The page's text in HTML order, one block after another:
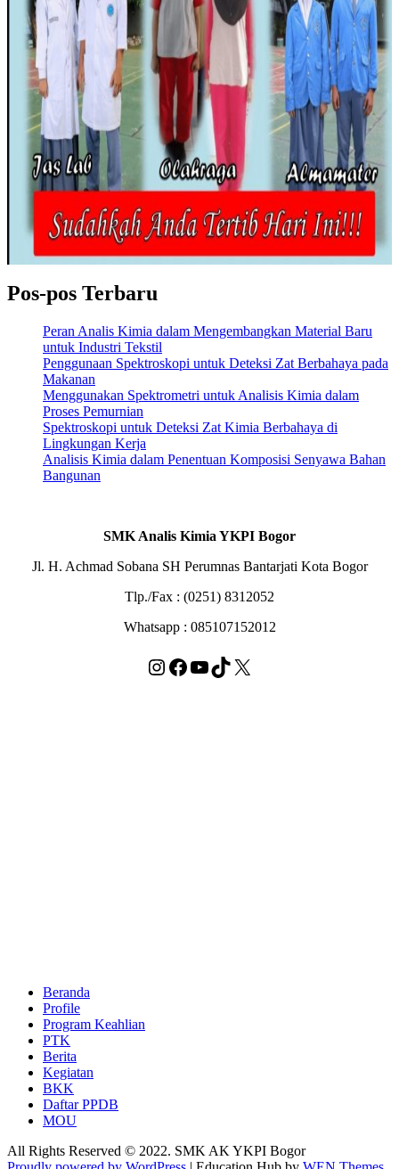
Pos-pos Terbaru
Peran Analis Kimia dalam Mengembangkan Material Baru
untuk Industri Tekstil
Penggunaan Spektroskopi untuk Deteksi Zat Berbahaya pada
Makanan
Menggunakan Spektrometri untuk Analisis Kimia dalam
Proses Pemurnian
Spektroskopi untuk Deteksi Zat Kimia Berbahaya di
Lingkungan Kerja
Analisis Kimia dalam Penentuan Komposisi Senyawa Bahan
Bangunan
SMK Analis Kimia YKPI Bogor
Jl. H. Achmad Sobana SH Perumnas Bantarjati Kota Bogor
Tlp./Fax : (0251) 8312052
Whatsapp : 085107152012
Instagram
Facebook
YouTube
TikTok
X
Beranda
Profile
Program Keahlian
PTK
Berita
Kegiatan
BKK
Daftar PPDB
MOU
All Rights Reserved © 2022. SMK AK YKPI Bogor